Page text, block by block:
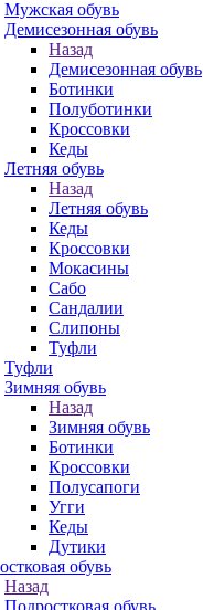
Мужская обувь
Демисезонная обувь
Назад
Демисезонная обувь
Ботинки
Полуботинки
Кроссовки
Кеды
Летняя обувь
Назад
Летняя обувь
Кеды
Кроссовки
Мокасины
Сабо
Сандалии
Слипоны
Туфли
Туфли
Зимняя обувь
Назад
Зимняя обувь
Ботинки
Кроссовки
Полусапоги
Угги
Кеды
Дутики
обувь
Назад
Подростковая обувь